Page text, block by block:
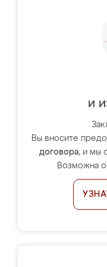
и
Вы вносите
договора, и мы
Возможна